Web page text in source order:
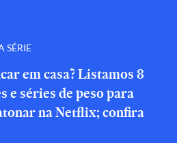
SÉRIE
em casa? Listamos 8
e séries de peso para
na Netflix; confira